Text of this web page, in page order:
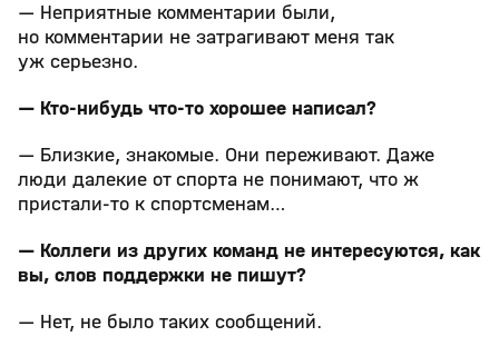
— Неприятные комментарии были,
но комментарии не затрагивают меня так
уж серьезно.
— Кто-нибудь что-то хорошее написал?
— Близкие, знакомые. Они переживают. Даже
люди далекие от спорта не понимают, что ж
пристали-то к спортсменам…
— Коллеги из других команд не интересуются, как
вы, слов поддержки не пишут?
— Нет, не было таких сообщений.